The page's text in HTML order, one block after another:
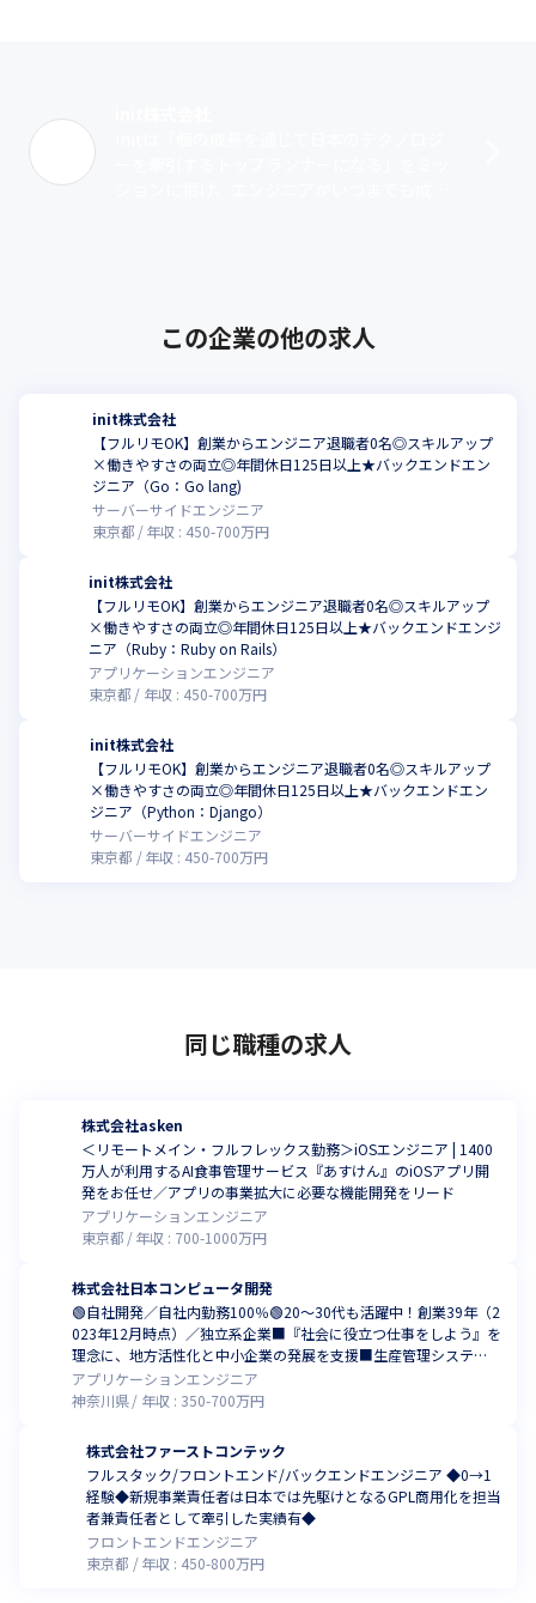
この企業の他の求人
init株式会社
【フルリモOK】創業からエンジニア退職者0名◎スキルアップ
×働きやすさの両立◎年間休日125日以上★バックエンドエン
ジニア（Go：Go lang)
サーバーサイドエンジニア
東京都
年収 : 450-700万円
init株式会社
【フルリモOK】創業からエンジニア退職者0名◎スキルアップ
×働きやすさの両立◎年間休日125日以上★バックエンドエンジ
ニア（Ruby：Ruby on Rails）
アプリケーションエンジニア
東京都
年収 : 450-700万円
init株式会社
【フルリモOK】創業からエンジニア退職者0名◎スキルアップ
×働きやすさの両立◎年間休日125日以上★バックエンドエン
ジニア（Python：Django）
サーバーサイドエンジニア
東京都
年収 : 450-700万円
同じ職種の求人
株式会社asken
＜リモートメイン・フルフレックス勤務＞iOSエンジニア | 1400
万人が利用するAI食事管理サービス『あすけん』のiOSアプリ開
発をお任せ／アプリの事業拡大に必要な機能開発をリード
アプリケーションエンジニア
東京都
年収 : 700-1000万円
株式会社日本コンピュータ開発
🟢自社開発／自社内勤務100％🟢20～30代も活躍中！創業39年（2
023年12月時点）／独立系企業■『社会に役立つ仕事をしよう』を
理念に、地方活性化と中小企業の発展を支援■生産管理システ
ム・生産スケジューラーの開発業務！
アプリケーションエンジニア
神奈川県
年収 : 350-700万円
株式会社ファーストコンテック
フルスタック/フロントエンド/バックエンドエンジニア ◆0→1
経験◆新規事業責任者は日本では先駆けとなるGPL商用化を担当
者兼責任者として牽引した実績有◆
フロントエンドエンジニア
東京都
年収 : 450-800万円